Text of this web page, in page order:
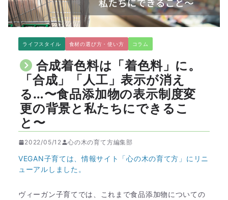
ライフスタイル 食材の選び方・使い方 コラム
合成着色料は「着色料」に。
「合成」「人工」表示が消え
る…〜食品添加物の表示制度変
更の背景と私たちにできるこ
と〜
2022/05/12 心の木の育て方編集部
VEGAN子育ては、情報サイト「心の木の育て方」にリニ
ューアルしました。
ヴィーガン子育てでは、これまで食品添加物についての